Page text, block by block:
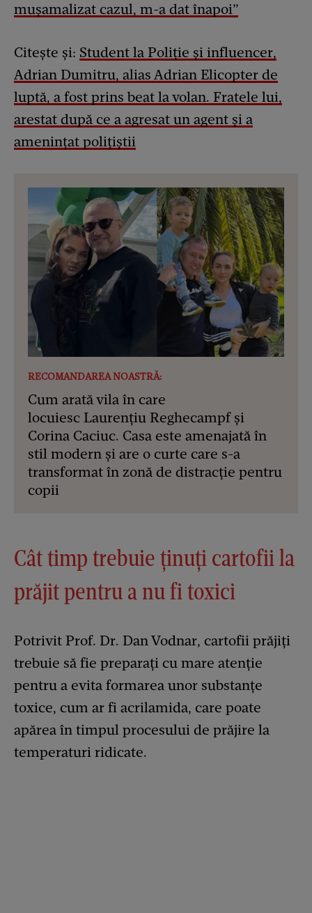
mușamalizat cazul, m-a dat înapoi”
Citește și: Student la Poliție și influencer,
Adrian Dumitru, alias Adrian Elicopter de
luptă, a fost prins beat la volan. Fratele lui,
arestat după ce a agresat un agent şi a
ameninţat poliţiştii
RECOMANDAREA NOASTRĂ:
Cum arată vila în care
locuiesc Laurențiu Reghecampf și
Corina Caciuc. Casa este amenajată în
stil modern și are o curte care s-a
transformat în zonă de distracție pentru
copii
Cât timp trebuie ținuți cartofii la
prăjit pentru a nu fi toxici
Potrivit Prof. Dr. Dan Vodnar, cartofii prăjiți
trebuie să fie preparați cu mare atenție
pentru a evita formarea unor substanțe
toxice, cum ar fi acrilamida, care poate
apărea în timpul procesului de prăjire la
temperaturi ridicate.